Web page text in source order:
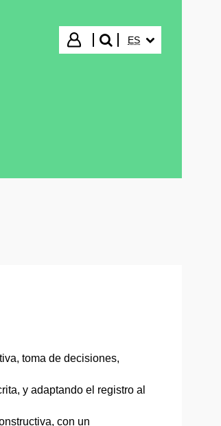
Iniciar sesión
buscar"
ES
toma de decisiones,
y adaptando el registro al
con un